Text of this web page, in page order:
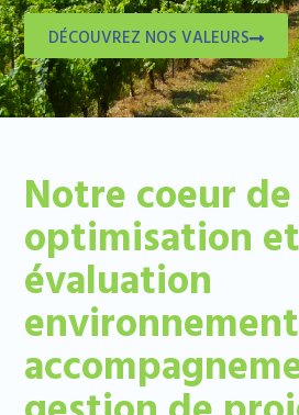
DÉCOUVREZ NOS VALEURS
Notre coeur
optimisation et
évaluation